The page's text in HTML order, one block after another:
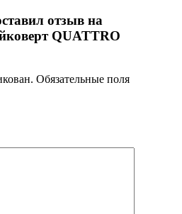
отзыв на
QUATTRO
Обязательные поля